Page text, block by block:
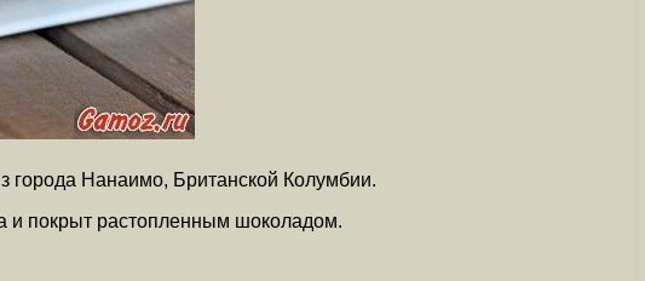
города Нанаимо, Британской Колумбии.
и покрыт растопленным шоколадом.